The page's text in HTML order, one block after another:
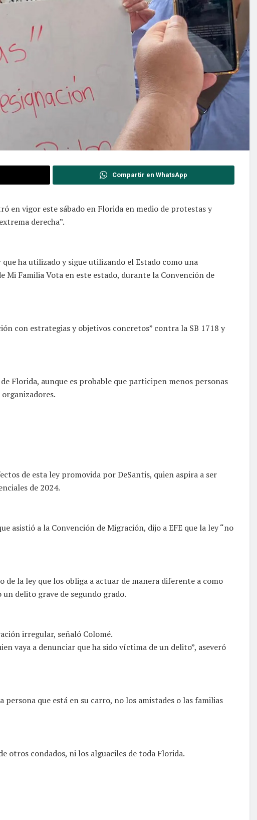
Compartir en WhatsApp
en vigor este sábado en Florida en medio de protestas y
derecha”.
ha utilizado y sigue utilizando el Estado como una
Familia Vota en este estado, durante la Convención de
con estrategias y objetivos concretos” contra la SB 1718 y
Florida, aunque es probable que participen menos personas
de esta ley promovida por DeSantis, quien aspira a ser
de 2024.
asistió a la Convención de Migración, dijo a EFE que la ley “no
la ley que los obliga a actuar de manera diferente a como
delito grave de segundo grado.
irregular, señaló Colomé.
vaya a denunciar que ha sido víctima de un delito”, aseveró
que está en su carro, no los amistades o las familias
otros condados, ni los alguaciles de toda Florida.